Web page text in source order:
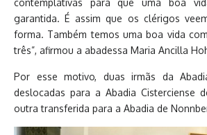
garantida. É assim que os clérigos
forma. Também temos uma boa vida
três”, afirmou a abadessa Maria Ancilla
Por esse motivo, duas irmãs da
deslocadas para a Abadia Cisterciense
outra transferida para a Abadia de